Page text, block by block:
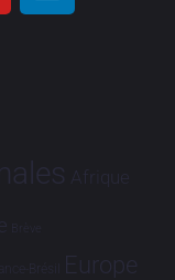
Afrique
Brève
Brésil Europe